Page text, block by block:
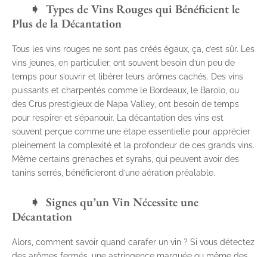
Types de Vins Rouges qui Bénéficient le
Plus de la Décantation
Tous les vins rouges ne sont pas créés égaux, ça, c’est sûr. Les
vins jeunes, en particulier, ont souvent besoin d’un peu de
temps pour s’ouvrir et libérer leurs arômes cachés. Des vins
puissants et charpentés comme le Bordeaux, le Barolo, ou
des Crus prestigieux de Napa Valley, ont besoin de temps
pour respirer et s’épanouir. La décantation des vins est
souvent perçue comme une étape essentielle pour apprécier
pleinement la complexité et la profondeur de ces grands vins.
Même certains grenaches et syrahs, qui peuvent avoir des
tanins serrés, bénéficieront d’une aération préalable.
Signes qu’un Vin Nécessite une
Décantation
Alors, comment savoir quand carafer un vin ? Si vous détectez